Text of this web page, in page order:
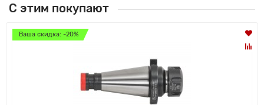
С этим покупают
Ваша скидка: -20%